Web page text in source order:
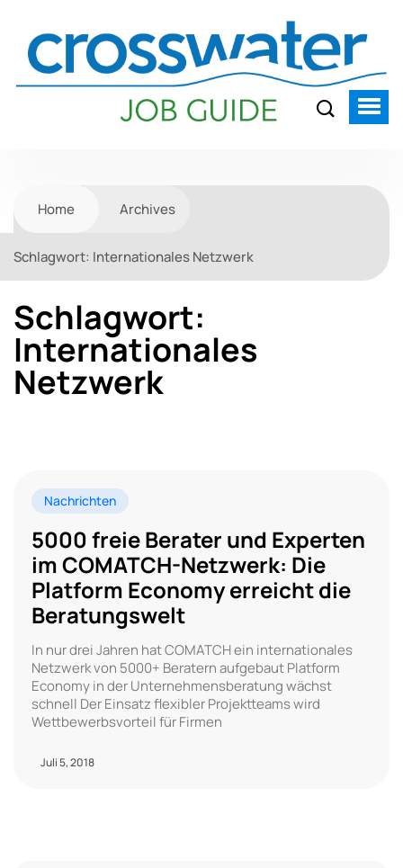
Home Archives
Schlagwort: Internationales Netzwerk
Schlagwort:
Internationales
Netzwerk
Nachrichten
5000 freie Berater und Experten
im COMATCH-Netzwerk: Die
Platform Economy erreicht die
Beratungswelt
In nur drei Jahren hat COMATCH ein internationales
Netzwerk von 5000+ Beratern aufgebaut Platform
Economy in der Unternehmensberatung wächst
schnell Der Einsatz flexibler Projektteams wird
Wettbewerbsvorteil für Firmen
Juli 5, 2018